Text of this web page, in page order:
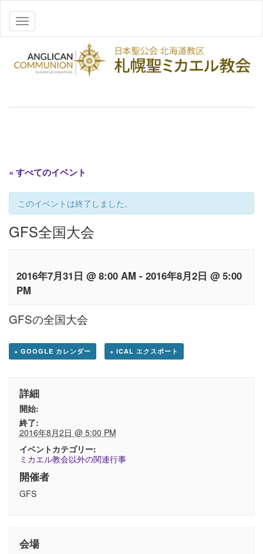
ナビゲーションを切り替え
« すべてのイベント
このイベントは終了しました。
GFS全国大会
2016年7月31日 @ 8:00 AM - 2016年8月2日 @ 5:00
PM
GFSの全国大会
+ GOOGLE カレンダー + ICAL エクスポート
詳細
開始:
終了:
2016年8月2日 @ 5:00 PM
イベントカテゴリー:
ミカエル教会以外の関連行事
開催者
GFS
会場